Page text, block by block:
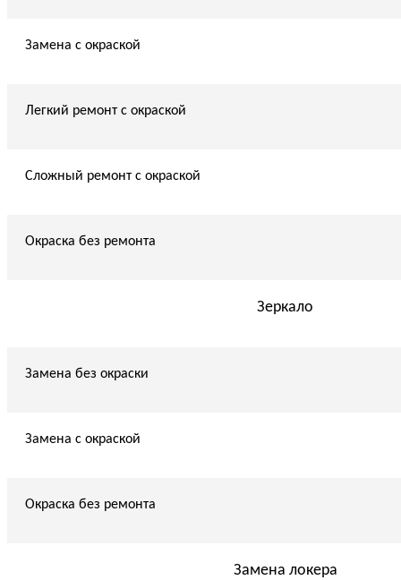
Замена с окраской
Легкий ремонт с окраской
Сложный ремонт с окраской
Окраска без ремонта
Зеркало
Замена без окраски
Замена с окраской
Окраска без ремонта
Замена локера